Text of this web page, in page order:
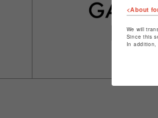
<About
We will
Since this
In